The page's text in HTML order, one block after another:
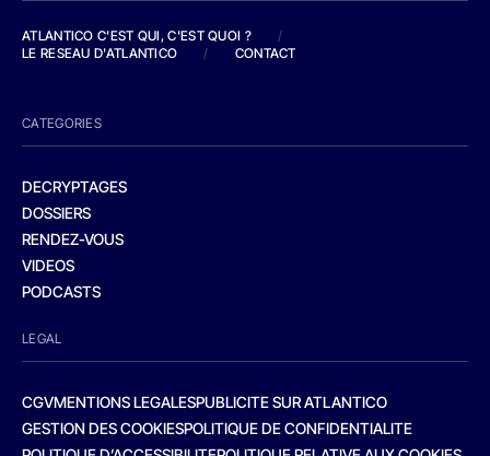
ATLANTICO C'EST QUI, C'EST QUOI ?
/
LE RESEAU D'ATLANTICO
/ CONTACT
CATEGORIES
DECRYPTAGES
DOSSIERS
RENDEZ-VOUS
VIDEOS
PODCASTS
LEGAL
CGVMENTIONS LEGALESPUBLICITE SUR ATLANTICO
GESTION DES COOKIESPOLITIQUE DE CONFIDENTIALITE